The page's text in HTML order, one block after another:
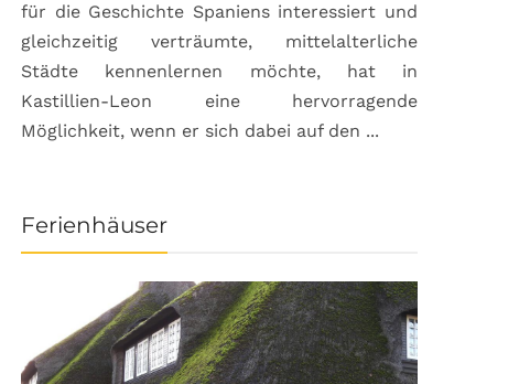
für die Geschichte Spaniens interessiert und
gleichzeitig verträumte, mittelalterliche
Städte kennenlernen möchte, hat in
Kastillien-Leon eine hervorragende
Möglichkeit, wenn er sich dabei auf den ...
Ferienhäuser